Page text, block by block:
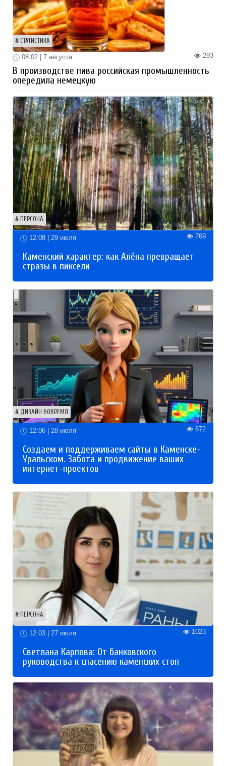
СТАТИСТИКА
293
08:02 | 7 августа
В производстве пива российская промышленность
опередила немецкую
ПЕРСОНА
12:08 | 29 июля 769
Каменский характер: как Алёна превращает
стразы в пиксели
ДИЗАЙН ВОВРЕМЯ
12:06 | 28 июля 672
Создаем и поддерживаем сайты в Каменске-
Уральском. Забота и продвижение ваших
интернет-проектов
ПЕРСОНА
12:03 | 27 июля 1023
Светлана Карпова: От банковского
руководства к спасению каменских стоп